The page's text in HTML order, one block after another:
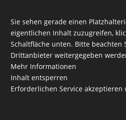
Sie sehen gerade einen
eigentlichen Inhalt zuzugreifen,
Schaltfläche unten. Bitte beachten
Drittanbieter weitergegeben
Mehr Informationen
Inhalt entsperren
Erforderlichen Service